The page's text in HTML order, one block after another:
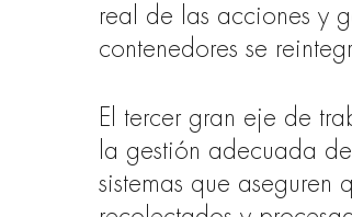
real de las acciones y
contenedores se
El tercer gran eje de
la gestión adecuada
sistemas que aseguren